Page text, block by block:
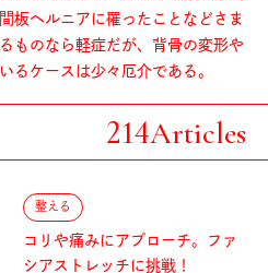
板ヘルニアに罹ったことなどさま
ものなら軽症だが、背骨の変形や
るケースは少々厄介である。
214Articles
整える
コリや痛みにアプローチ。ファ
シアストレッチに挑戦！